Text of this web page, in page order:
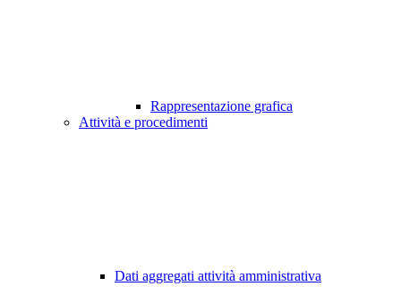
Rappresentazione grafica
Attività e procedimenti
Dati aggregati attività amministrativa